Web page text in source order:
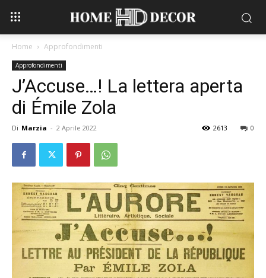
Home Approfondimenti
Approfondimenti
J’Accuse…! La lettera aperta
di Émile Zola
Di Marzia - 2 Aprile 2022 0
2613